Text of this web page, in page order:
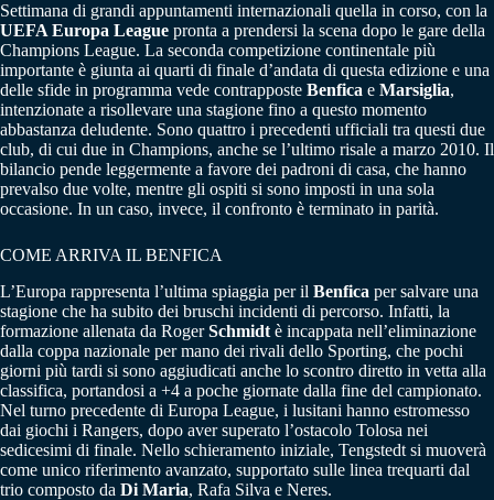
Settimana di grandi appuntamenti internazionali quella in corso, con la
UEFA Europa League pronta a prendersi la scena dopo le gare della
Champions League. La seconda competizione continentale più
importante è giunta ai quarti di finale d’andata di questa edizione e una
delle sfide in programma vede contrapposte Benfica e Marsiglia,
intenzionate a risollevare una stagione fino a questo momento
abbastanza deludente. Sono quattro i precedenti ufficiali tra questi due
club, di cui due in Champions, anche se l’ultimo risale a marzo 2010. Il
bilancio pende leggermente a favore dei padroni di casa, che hanno
prevalso due volte, mentre gli ospiti si sono imposti in una sola
occasione. In un caso, invece, il confronto è terminato in parità.
COME ARRIVA IL BENFICA
L’Europa rappresenta l’ultima spiaggia per il Benfica per salvare una
stagione che ha subito dei bruschi incidenti di percorso. Infatti, la
formazione allenata da RogerSchmidt è incappata nell’eliminazione
dalla coppa nazionale per mano dei rivali dello Sporting, che pochi
giorni più tardi si sono aggiudicati anche lo scontro diretto in vetta alla
classifica, portandosi a +4 a poche giornate dalla fine del campionato.
Nel turno precedente di Europa League, i lusitani hanno estromesso
dai giochi i Rangers, dopo aver superato l’ostacolo Tolosa nei
sedicesimi di finale. Nello schieramento iniziale, Tengstedt si muoverà
come unico riferimento avanzato, supportato sulle linea trequarti dal
trio composto da Di Maria, Rafa Silva e Neres.